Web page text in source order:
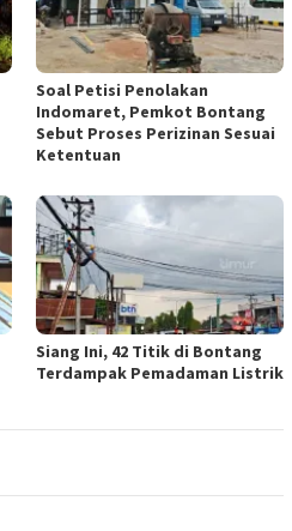
Soal Petisi Penolakan
Indomaret, Pemkot Bontang
Sebut Proses Perizinan Sesuai
Ketentuan
Siang Ini, 42 Titik di Bontang
Terdampak Pemadaman Listrik